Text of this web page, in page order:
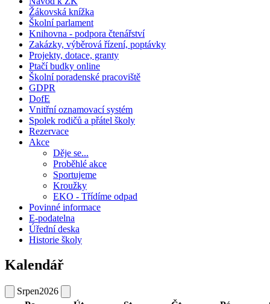
Žákovská knížka
Školní parlament
Knihovna - podpora čtenářství
Zakázky, výběrová řízení, poptávky
Projekty, dotace, granty
Ptačí budky online
Školní poradenské pracoviště
GDPR
DofE
Vnitřní oznamovací systém
Spolek rodičů a přátel školy
Rezervace
Akce
Děje se...
Proběhlé akce
Sportujeme
Kroužky
EKO - Třídíme odpad
Povinné informace
E-podatelna
Úřední deska
Historie školy
Kalendář
Srpen2026